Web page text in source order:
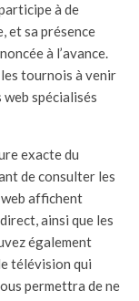
à de
et sa présence
à l’avance.
tournois à venir
spécialisés
exacte du
de consulter les
affichent
ainsi que les
également
télévision qui
permettra de ne